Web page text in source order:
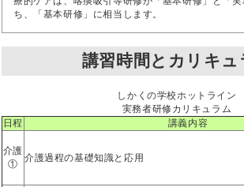
ち、「基本研修」に相当します。
講習時間とカリキュ
しかくの学校ホットライン
実務者研修カリキュラム
日程
講義内容
介護
①
介護過程の基礎知識と応用